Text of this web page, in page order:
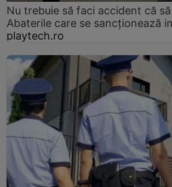
Nu trebuie să faci accident că
Abaterile care se sancționează
playtech.ro